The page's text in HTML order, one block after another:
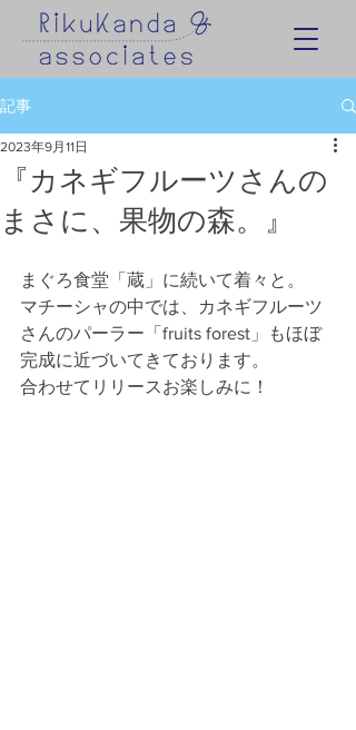
記事
『カネギフルーツさんの
まさに、果物の森。』
2023年9月11日
まぐろ食堂「蔵」に続いて着々と。
マチーシャの中では、カネギフルーツ
さんのパーラー「fruits forest」もほぼ
完成に近づいてきております。
合わせてリリースお楽しみに！